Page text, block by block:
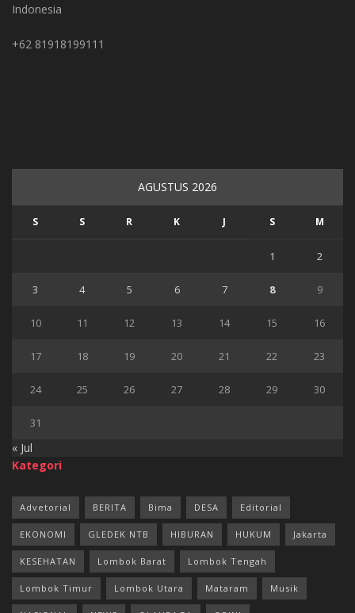
Indonesia
+62 81918199111
AGUSTUS 2026
S S R K J S M
1 2
3 4 5 6 7 8 9
10 11 12 13 14 15 16
17 18 19 20 21 22 23
24 25 26 27 28 29 30
31
« Jul
Kategori
Advetorial BERITA Bima DESA Editorial
EKONOMI GLEDEK NTB HIBURAN HUKUM Jakarta
KESEHATAN Lombok Barat Lombok Tengah
Lombok Timur Lombok Utara Mataram Musik